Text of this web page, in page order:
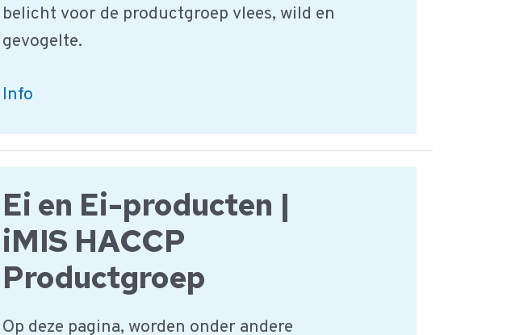
belicht voor de productgroep vlees, wild en
gevogelte.
Vlees,
en
HACCP
Productgroep
Info
Ei en Ei-producten |
iMIS HACCP
Productgroep
Op deze pagina, worden onder andere